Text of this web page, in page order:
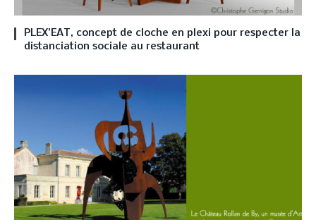
PLEX’EAT, concept de cloche en plexi pour respecter la
distanciation sociale au restaurant